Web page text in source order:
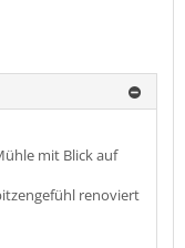
mit Blick auf
renoviert